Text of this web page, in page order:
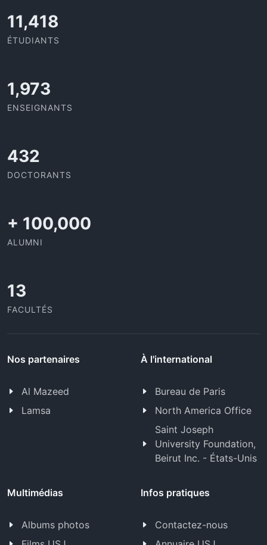
11,727
ÉTUDIANTS
2,142
ENSEIGNANTS
437
DOCTORANTS
+ 100,000
ALUMNI
13
FACULTÉS
Nos partenaires
Al Mazeed
Lamsa
À l'international
Bureau de Paris
North America Office
Saint Joseph
University Foundation,
Beirut Inc. - États-Unis
Multimédias
Albums photos
Infos pratiques
Contactez-nous